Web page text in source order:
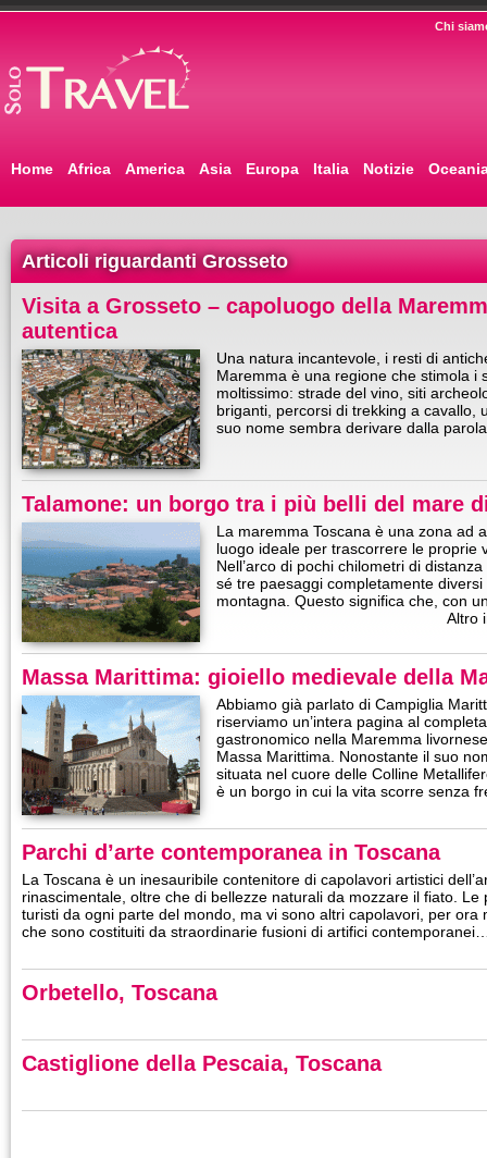
Chi
Home Africa America Asia Europa Italia Notizie
Articoli riguardanti Grosseto
Visita a Grosseto – capoluogo della
autentica
Una natura incantevole, i resti di
Maremma è una regione che stimola i
moltissimo: strade del vino, siti
briganti, percorsi di trekking a cavallo,
suo nome sembra derivare dalla
Talamone: un borgo tra i più belli del mare
La maremma Toscana è una zona ad
luogo ideale per trascorrere le proprie
Nell’arco di pochi chilometri di
sé tre paesaggi completamente
montagna. Questo significa che, con
Altro
Massa Marittima: gioiello medievale della
Abbiamo già parlato di Campiglia
riserviamo un’intera pagina al
gastronomico nella Maremma
Massa Marittima. Nonostante il suo
situata nel cuore delle Colline
è un borgo in cui la vita scorre senza
Parchi d’arte contemporanea in Toscana
La Toscana è un inesauribile contenitore di capolavori artistici
rinascimentale, oltre che di bellezze naturali da mozzare il fiato.
turisti da ogni parte del mondo, ma vi sono altri capolavori, per ora
che sono costituiti da straordinarie fusioni di artifici
Orbetello, Toscana
Castiglione della Pescaia, Toscana